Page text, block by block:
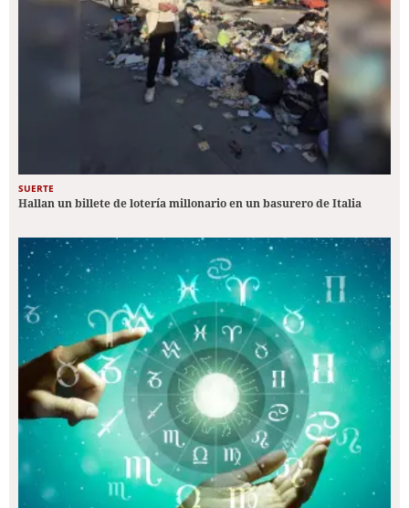
SUERTE
Hallan un billete de lotería millonario en un basurero de Italia